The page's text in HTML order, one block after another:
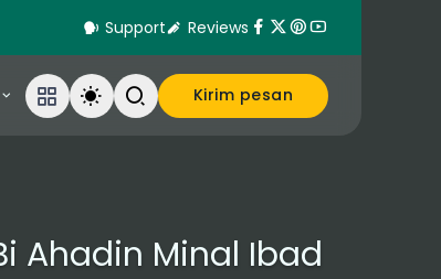
Support Reviews
Kirim pesan
Ahadin Minal Ibad